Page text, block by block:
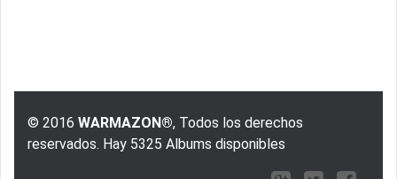
© 2016 WARMAZON®, Todos los derechos
reservados. Hay 5325 Albums disponibles